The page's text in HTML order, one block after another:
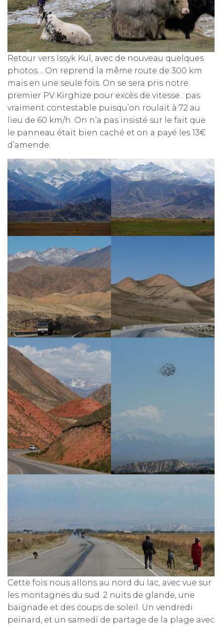
Retour vers Issyk Kul, avec de nouveau quelques
photos… On reprend la même route de 300 km
mais en une seule fois. On se sera pris notre
premier PV Kirghize pour excès de vitesse : pas
vraiment contestable puisqu’on roulait à 72 au
lieu de 60 km/h. On n’a pas insisté sur le fait que
le panneau était bien caché et on a payé les 13€
d’amende.
Cette fois nous allons au nord du lac, avec vue sur
les montagnes du sud. 2 nuits de glande, une
baignade et des coups de soleil. Un vendredi
peinard, et un samedi de partage de la plage avec